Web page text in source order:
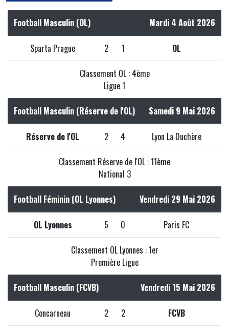
Football Masculin (OL) Mardi 4 Août 2026
Sparta Prague 2 1 OL
Classement OL : 4ème
Ligue 1
Football Masculin (Réserve de l'OL) Samedi 9 Mai 2026
Réserve de l'OL 2 4 Lyon La Duchère
Classement Réserve de l'OL : 11ème
National 3
Football Féminin (OL Lyonnes) Vendredi 29 Mai 2026
OL Lyonnes 5 0 Paris FC
Classement OL Lyonnes : 1er
Première Ligue
Football Masculin (FCVB) Vendredi 15 Mai 2026
Concarneau 2 2 FCVB